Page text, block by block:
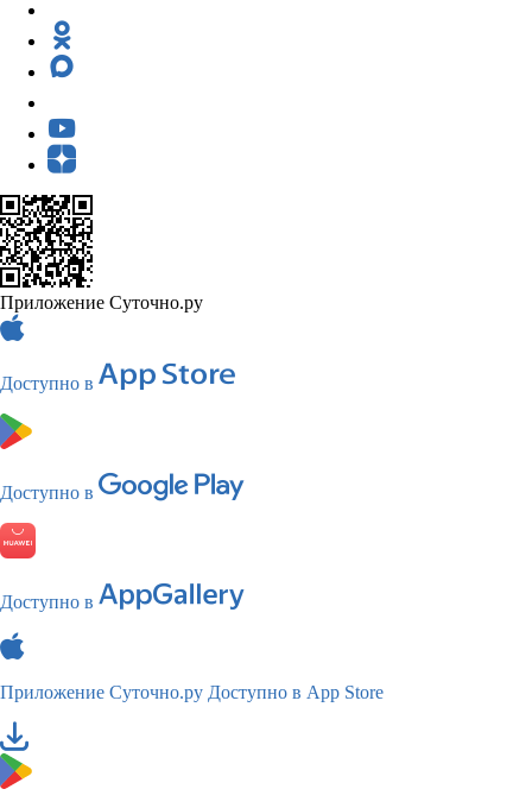
Приложение Суточно.ру
Доступно в
Доступно в
Доступно в
Приложение Суточно.ру Доступно в App Store